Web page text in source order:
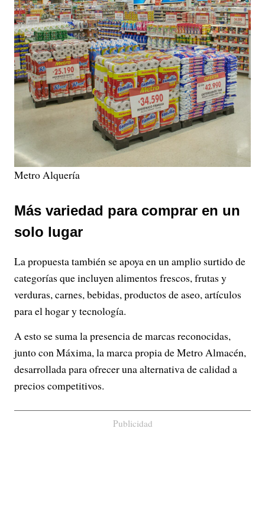
Metro Alquería
Más variedad para comprar en un
solo lugar
La propuesta también se apoya en un amplio surtido de
categorías que incluyen alimentos frescos, frutas y
verduras, carnes, bebidas, productos de aseo, artículos
para el hogar y tecnología.
A esto se suma la presencia de marcas reconocidas,
junto con Máxima, la marca propia de Metro Almacén,
desarrollada para ofrecer una alternativa de calidad a
precios competitivos.
Publicidad